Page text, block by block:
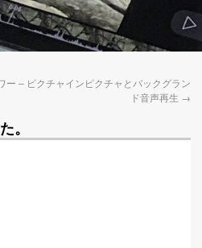
ー – ピクチャインピクチャとバックグラン
ド音声再生 →
。